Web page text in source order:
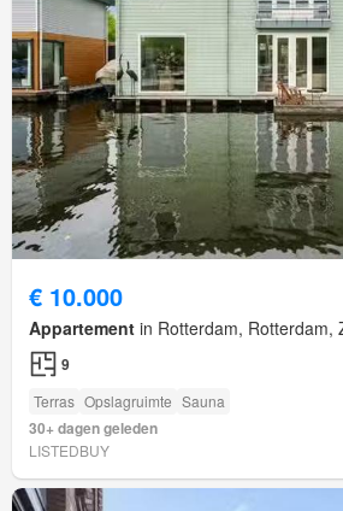
€ 10.000
Appartement in Rotterdam, Rotterdam,
9
Terras Opslagruimte Sauna
30+ dagen geleden
LISTEDBUY